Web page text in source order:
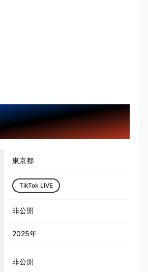
東京都
TikTok LIVE
非公開
2025年
非公開